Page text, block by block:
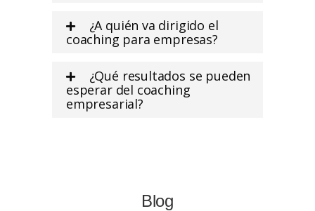
¿A quién va dirigido el
coaching para empresas?
¿Qué resultados se pueden
esperar del coaching
empresarial?
Blog